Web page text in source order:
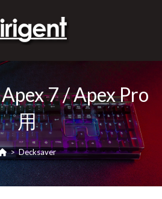
7 / Apex Pro
用
> Decksaver